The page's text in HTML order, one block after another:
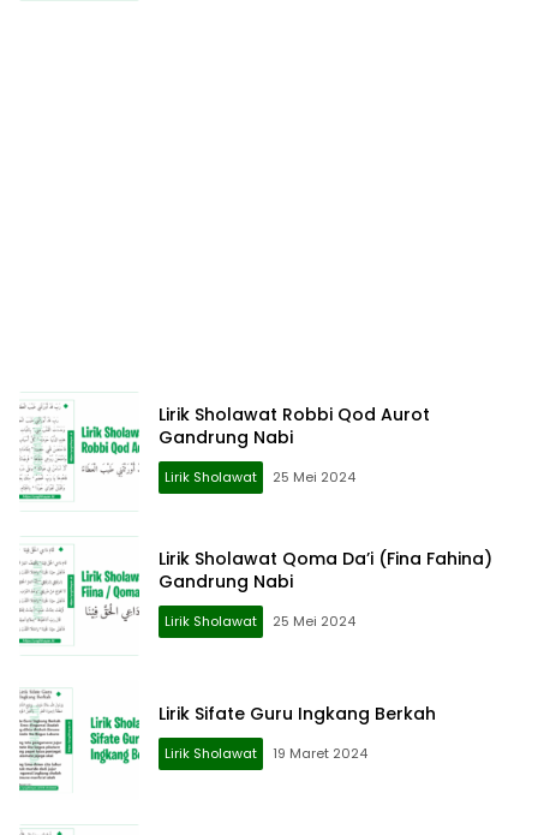
Lirik Sholawat Robbi Qod Aurot
Gandrung Nabi
Lirik Sholawat 25 Mei 2024
Lirik Sholawat Qoma Da’i (Fina Fahina)
Gandrung Nabi
Lirik Sholawat 25 Mei 2024
Lirik Sifate Guru Ingkang Berkah
Lirik Sholawat 19 Maret 2024